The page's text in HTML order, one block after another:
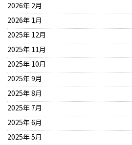
2026年 2月
2026年 1月
2025年 12月
2025年 11月
2025年 10月
2025年 9月
2025年 8月
2025年 7月
2025年 6月
2025年 5月